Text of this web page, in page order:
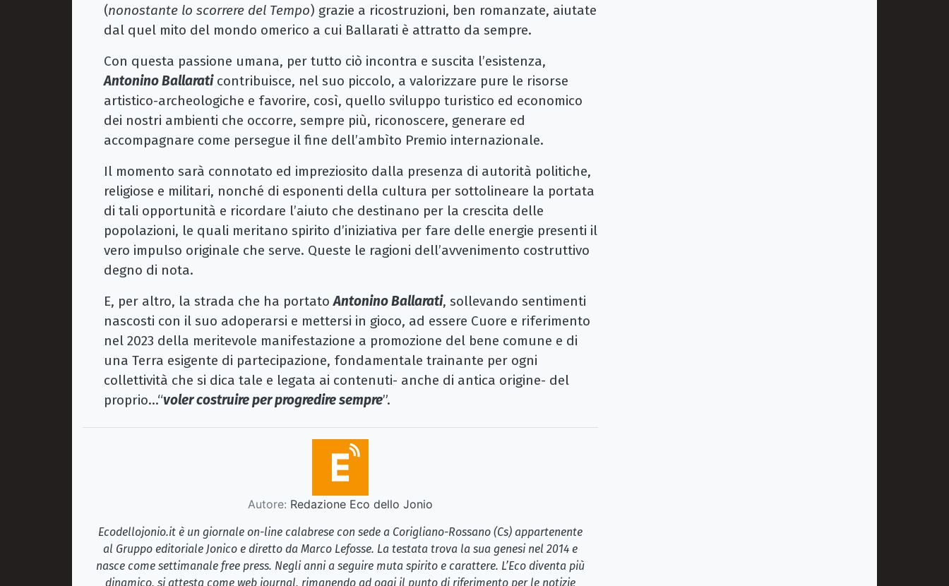
(nonostante lo scorrere del Tempo) grazie a ricostruzioni, ben romanzate, aiutate
dal quel mito del mondo omerico a cui Ballarati è attratto da sempre.
Con questa passione umana, per tutto ciò incontra e suscita l’esistenza,
Antonino Ballaraticontribuisce, nel suo piccolo, a valorizzare pure le risorse
artistico-archeologiche e favorire, così, quello sviluppo turistico ed economico
dei nostri ambienti che occorre, sempre più, riconoscere, generare ed
accompagnare come persegue il fine dell’ambìto Premio internazionale.
Il momento sarà connotato ed impreziosito dalla presenza di autorità politiche,
religiose e militari, nonché di esponenti della cultura per sottolineare la portata
di tali opportunità e ricordare l’aiuto che destinano per la crescita delle
popolazioni, le quali meritano spirito d’iniziativa per fare delle energie presenti il
vero impulso originale che serve. Queste le ragioni dell’avvenimento costruttivo
degno di nota.
E, per altro, la strada che ha portatoAntonino Ballarati, sollevando sentimenti
nascosti con il suo adoperarsi e mettersi in gioco, ad essere Cuore e riferimento
nel 2023 della meritevole manifestazione a promozione del bene comune e di
una Terra esigente di partecipazione, fondamentale trainante per ogni
collettività che si dica tale e legata ai contenuti- anche di antica origine- del
proprio…“voler costruire per progredire sempre”.
Autore: Redazione Eco dello Jonio
Ecodellojonio.it è un giornale on-line calabrese con sede a Corigliano-Rossano (Cs) appartenente
al Gruppo editoriale Jonico e diretto da Marco Lefosse. La testata trova la sua genesi nel 2014 e
nasce come settimanale free press. Negli anni a seguire muta spirito e carattere. L’Eco diventa più
dinamico, si attesta come web journal, rimanendo ad oggi il punto di riferimento per le notizie